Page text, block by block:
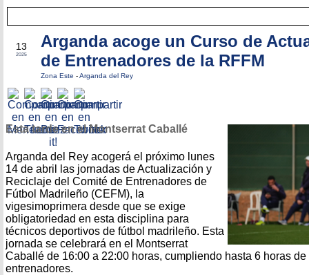
13
2025
Arganda acoge un Curso de
de Entrenadores de la RFFM
Zona Este -Arganda del Rey
Esta tarde en el Montserrat Caballé
Arganda del Rey acogerá el próximo lunes
14 de abril las jornadas de Actualización y
Reciclaje del Comité de Entrenadores de
Fútbol Madrileño (CEFM), la
vigesimoprimera desde que se exige
obligatoriedad en esta disciplina para
técnicos deportivos de fútbol madrileño. Esta
jornada se celebrará en el Montserrat
Caballé de 16:00 a 22:00 horas, cumpliendo hasta 6 horas
entrenadores.